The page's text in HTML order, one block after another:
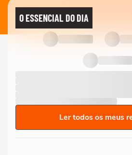
O ESSENCIAL DO DIA
Ler todos os meus